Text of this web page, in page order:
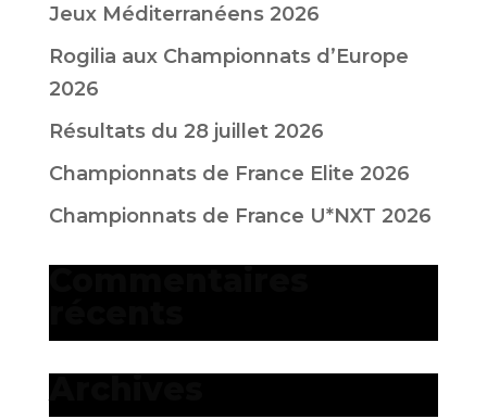
Jeux Méditerranéens 2026
Rogilia aux Championnats d’Europe
2026
Résultats du 28 juillet 2026
Championnats de France Elite 2026
Championnats de France U*NXT 2026
Archives